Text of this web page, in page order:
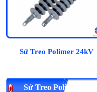
Sứ Treo Polimer 24kV
Sứ Treo Polimer 35kV